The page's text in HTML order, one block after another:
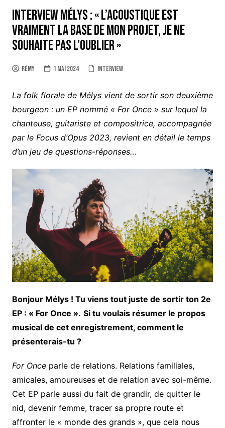
Interview Mélys : « L’acoustique est
vraiment la base de mon projet, je ne
souhaite pas l’oublier »
Rémy 1 mai 2024 Interview
La folk florale de Mélys vient de sortir son deuxième
bourgeon : un EP nommé « For Once » sur lequel la
chanteuse, guitariste et compositrice, accompagnée
par le Focus d’Opus 2023, revient en détail le temps
d’un jeu de questions-réponses…
Bonjour Mélys ! Tu viens tout juste de sortir ton 2e
EP : « For Once ». Si tu voulais résumer le propos
musical de cet enregistrement, comment le
présenterais-tu ?
For Onceparle de relations. Relations familiales,
amicales, amoureuses et de relation avec soi-même.
Cet EP parle aussi du fait de grandir, de quitter le
nid, devenir femme, tracer sa propre route et
affronter le « monde des grands », que cela nous